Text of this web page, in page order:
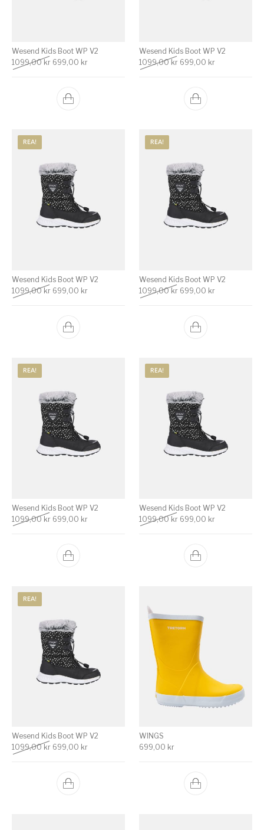
Wesend Kids Boot WP V2
1099,00 kr Det ursprungliga priset var: 1099,00 kr.
699,00 krDet nuvarande priset är: 699,00 kr.
Wesend Kids Boot WP V2
1099,00 kr Det ursprungliga priset
699,00 krDet
REA!
Wesend Kids Boot WP V2
1099,00 kr Det ursprungliga priset var: 1099,00 kr.
699,00 krDet nuvarande priset är: 699,00 kr.
REA!
Wesend Kids Boot WP V2
1099,00 kr Det ursprungliga priset
699,00 krDet
REA!
Wesend Kids Boot WP V2
1099,00 kr Det ursprungliga priset var: 1099,00 kr.
699,00 krDet nuvarande priset är: 699,00 kr.
REA!
Wesend Kids Boot WP V2
1099,00 kr Det ursprungliga priset
699,00 krDet
REA!
Wesend Kids Boot WP V2
1099,00 kr Det ursprungliga priset var: 1099,00 kr.
699,00 krDet nuvarande priset är: 699,00 kr.
WINGS
699,00 kr